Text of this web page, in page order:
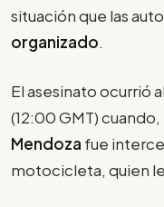
situación que las
organizado.
El asesinato ocurrió
(12:00 GMT)
Mendoza fue
motocicleta, quien